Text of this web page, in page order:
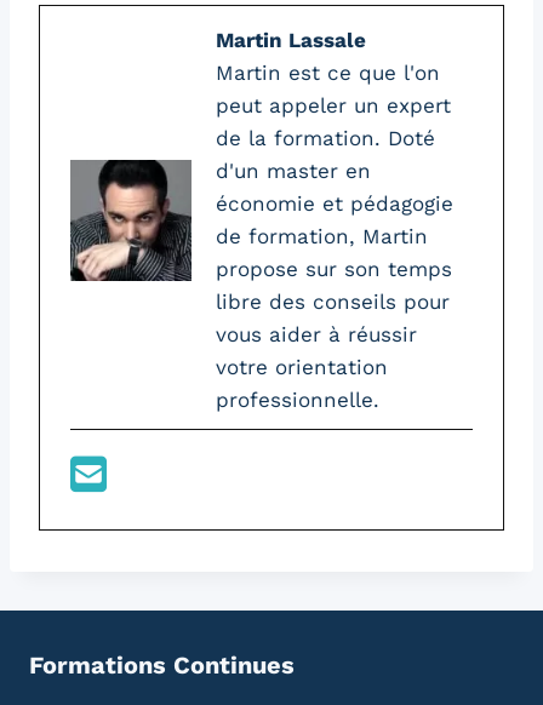
Martin Lassale
Martin est ce que l'on
peut appeler un expert
de la formation. Doté
d'un master en
économie et pédagogie
de formation, Martin
propose sur son temps
libre des conseils pour
vous aider à réussir
votre orientation
professionnelle.
Formations Continues